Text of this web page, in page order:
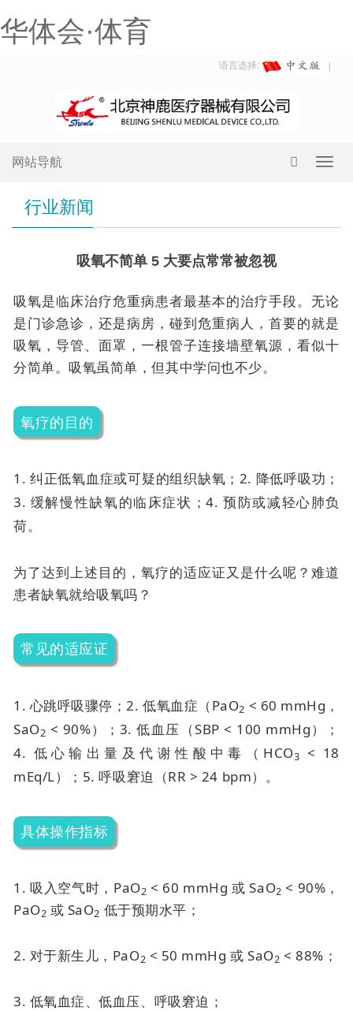
华体会·体育
语言选择:
网站导航
行业新闻
吸氧不简单 5 大要点常常被忽视
吸氧是临床治疗危重病患者最基本的治疗手段。无论
是门诊急诊，还是病房，碰到危重病人，首要的就是
吸氧，导管、面罩，一根管子连接墙壁氧源，看似十
分简单。吸氧虽简单，但其中学问也不少。
氧疗的目的
1. 纠正低氧血症或可疑的组织缺氧； 2. 降低呼吸功；
3. 缓解慢性缺氧的临床症状；4. 预防或减轻心肺负
荷。
为了达到上述目的，氧疗的适应证又是什么呢？难道
患者缺氧就给吸氧吗？
常见的适应证
1. 心跳呼吸骤停；2. 低氧血症（PaO2 < 60 mmHg，
SaO2 < 90%）； 3. 低血压（SBP < 100 mmHg）；
4. 低心输出量及代谢性酸中毒（HCO3
< 18
mEq/L）； 5. 呼吸窘迫（RR > 24 bpm）。
具体操作指标
1. 吸入空气时，PaO2 < 60 mmHg 或 SaO2 < 90%，
PaO2 或 SaO2 低于预期水平；
2. 对于新生儿，PaO2 < 50 mmHg 或 SaO2 < 88%；
3. 低氧血症、低血压、呼吸窘迫；